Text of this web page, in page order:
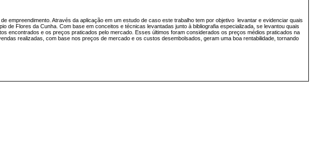
empreendimento. Através da aplicação em um estudo de caso este trabalho tem por objetivo levantar e evidenciar quais
Flores da Cunha. Com base em conceitos e técnicas levantadas junto à bibliografia especializada, se levantou quais
encontrados e os preços praticados pelo mercado. Esses últimos foram considerados os preços médios praticados na
realizadas, com base nos preços de mercado e os custos desembolsados, geram uma boa rentabilidade, tornando